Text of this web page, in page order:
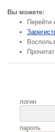
Вы можете:
Перейти
логин
пароль